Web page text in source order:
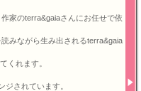
家のterra&gaiaさんにお任せで依
みながら生み出されるterra&gaia
くれます。
ジされています。